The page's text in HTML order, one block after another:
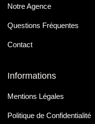
Notre Agence
Questions Fréquentes
Contact
Informations
Mentions Légales
Politique de Confidentialité